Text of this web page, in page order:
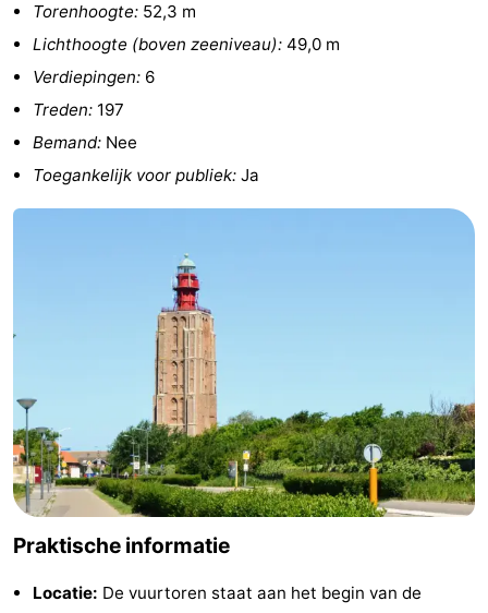
Nieuws
adressen
Regio
Schouwen-
Bruinisse
-
Zierikzee
-
Natuur
Oosterschelde
-
Burgh
Haamstede
-
Natuur
Walcheren
Torenhoogte: 52,3 m
Lichthoogte (boven zeeniveau): 49,0 m
Verdiepingen: 6
Treden: 197
Bemand: Nee
Toegankelijk voor publiek: Ja
Praktische informatie
Locatie: De vuurtoren staat aan het begin van de